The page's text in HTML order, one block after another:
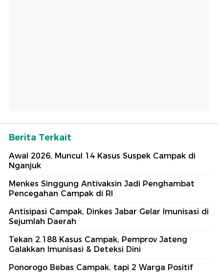
Berita Terkait
Awal 2026, Muncul 14 Kasus Suspek Campak di
Nganjuk
Menkes Singgung Antivaksin Jadi Penghambat
Pencegahan Campak di RI
Antisipasi Campak, Dinkes Jabar Gelar Imunisasi di
Sejumlah Daerah
Tekan 2.188 Kasus Campak, Pemprov Jateng
Galakkan Imunisasi & Deteksi Dini
Ponorogo Bebas Campak, tapi 2 Warga Positif